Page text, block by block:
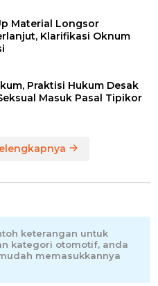
Material Longsor
Klarifikasi Oknum
Praktisi Hukum Desak
Masuk Pasal Tipikor
keterangan untuk
kategori otomotif, anda
memasukkannya